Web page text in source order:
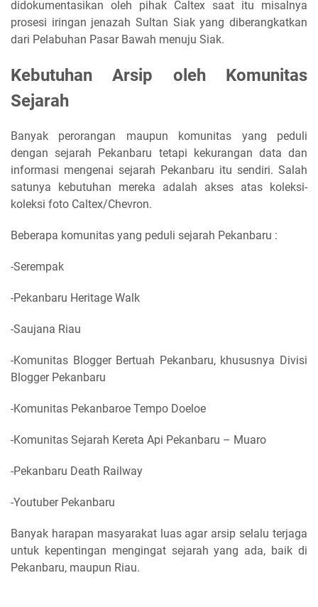
didokumentasikan oleh pihak Caltex saat itu misalnya
prosesi iringan jenazah Sultan Siak yang diberangkatkan
dari Pelabuhan Pasar Bawah menuju Siak.
Kebutuhan Arsip oleh Komunitas
Sejarah
Banyak perorangan maupun komunitas yang peduli
dengan sejarah Pekanbaru tetapi kekurangan data dan
informasi mengenai sejarah Pekanbaru itu sendiri. Salah
satunya kebutuhan mereka adalah akses atas koleksi-
koleksi foto Caltex/Chevron.
Beberapa komunitas yang peduli sejarah Pekanbaru :
-Serempak
-Pekanbaru Heritage Walk
-Saujana Riau
-Komunitas Blogger Bertuah Pekanbaru, khususnya Divisi
Blogger Pekanbaru
-Komunitas Pekanbaroe Tempo Doeloe
-Komunitas Sejarah Kereta Api Pekanbaru – Muaro
-Pekanbaru Death Railway
-Youtuber Pekanbaru
Banyak harapan masyarakat luas agar arsip selalu terjaga
untuk kepentingan mengingat sejarah yang ada, baik di
Pekanbaru, maupun Riau.